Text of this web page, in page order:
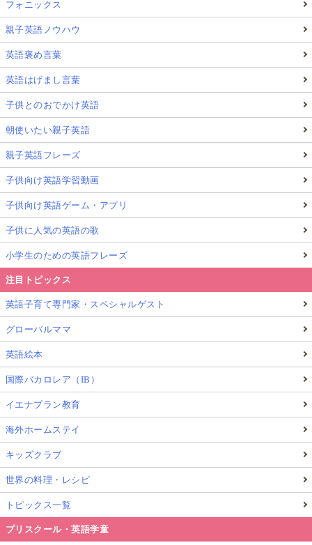
フォニックス
親子英語ノウハウ
英語褒め言葉
英語はげまし言葉
子供とのおでかけ英語
朝使いたい親子英語
親子英語フレーズ
子供向け英語学習動画
子供向け英語ゲーム・アプリ
子供に人気の英語の歌
小学生のための英語フレーズ
注目トピックス
英語子育て専門家・スペシャルゲスト
グローバルママ
英語絵本
国際バカロレア（IB）
イエナプラン教育
海外ホームステイ
キッズクラブ
世界の料理・レシピ
トピックス一覧
プリスクール・英語学童